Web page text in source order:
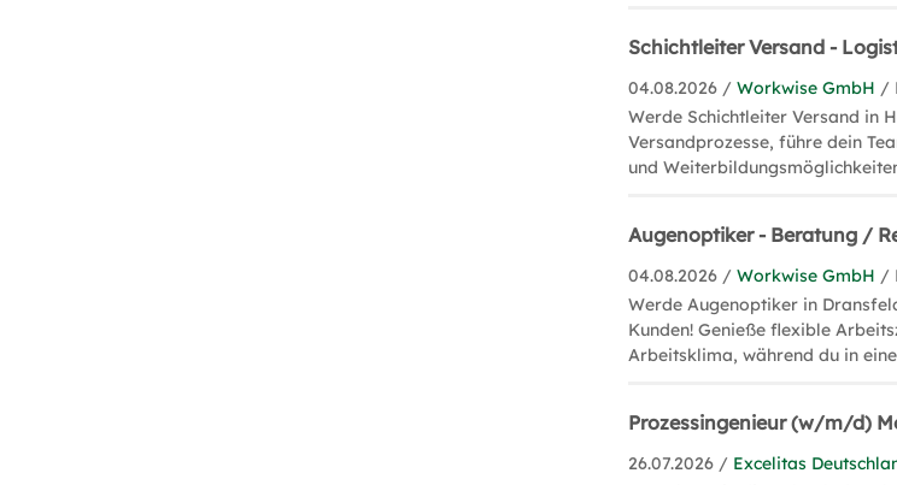
Schichtleiter Versand -
04.08.2026 /Workwise GmbH /
Werde Schichtleiter Versand in
Versandprozesse, führe dein
und
Augenoptiker - Beratung /
04.08.2026 /Workwise GmbH /
Werde Augenoptiker in
Kunden! Genieße flexible
Arbeitsklima, während du in
Prozessingenieur (w/m/d)
26.07.2026 / Excelitas